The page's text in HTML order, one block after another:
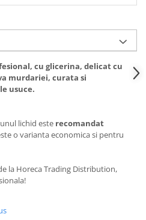
cu glicerina, delicat cu
murdariei, curata si
usuce.
lichid este recomandat
o varianta economica si pentru
la Horeca Trading Distribution,